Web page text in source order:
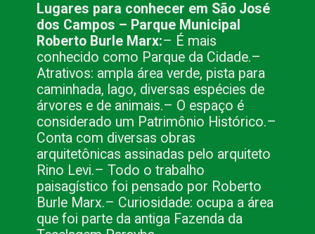
Lugares para conhecer em São José
dos Campos – Parque Municipal
Roberto Burle Marx:– É mais
conhecido como Parque da Cidade.–
Atrativos: ampla área verde, pista para
caminhada, lago, diversas espécies de
árvores e de animais.– O espaço é
considerado um Patrimônio Histórico.–
Conta com diversas obras
arquitetônicas assinadas pelo arquiteto
Rino Levi.– Todo o trabalho
paisagístico foi pensado por Roberto
Burle Marx.– Curiosidade: ocupa a área
que foi parte da antiga Fazenda da